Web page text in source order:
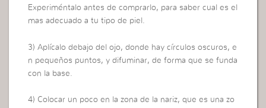
Experiméntalo antes de comprarlo, para saber cual es el
mas adecuado a tu tipo de piel.
3) Aplícalo debajo del ojo, donde hay círculos oscuros, e
n pequeños puntos, y difuminar, de forma que se funda
con la base.
4) Colocar un poco en la zona de la nariz, que es una zo